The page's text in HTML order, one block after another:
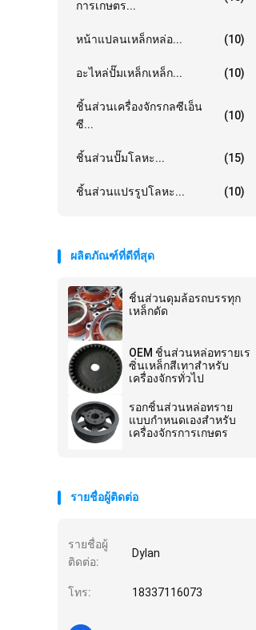
การเกษตร...
หน้าแปลนเหล็กหล่อ... (10)
อะไหล่ปั๊มเหล็กเหล็ก... (10)
ชิ้นส่วนเครื่องจักรกลซีเอ็น
ซี...
(10)
ชิ้นส่วนปั๊มโลหะ... (15)
ชิ้นส่วนแปรรูปโลหะ... (10)
ผลิตภัณฑ์ที่ดีที่สุด
ชิ้นส่วนดุมล้อรถบรรทุก
เหล็กดัด
OEM ชิ้นส่วนหล่อทรายเร
ซิ่นเหล็กสีเทาสำหรับ
เครื่องจักรทั่วไป
รอกชิ้นส่วนหล่อทราย
แบบกำหนดเองสำหรับ
เครื่องจักรการเกษตร
รายชื่อผู้ติดต่อ
รายชื่อผู้
ติดต่อ:
Dylan
โทร: 18337116073